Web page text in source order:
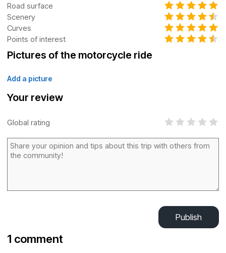
Road surface
Scenery
Curves
Points of interest
Pictures of the motorcycle ride
Add a picture
Your review
Global rating
Publish
1 comment